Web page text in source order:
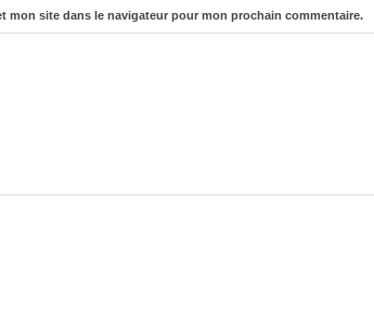
mon site dans le navigateur pour mon prochain commentaire.